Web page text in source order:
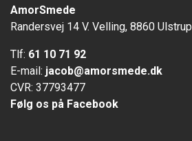
AmorSmede
Randersvej 14 V. Velling, 8860 Ulstrup
Tlf: 61 10 71 92
E-mail: jacob@amorsmede.dk
CVR: 37793477
Følg os på Facebook